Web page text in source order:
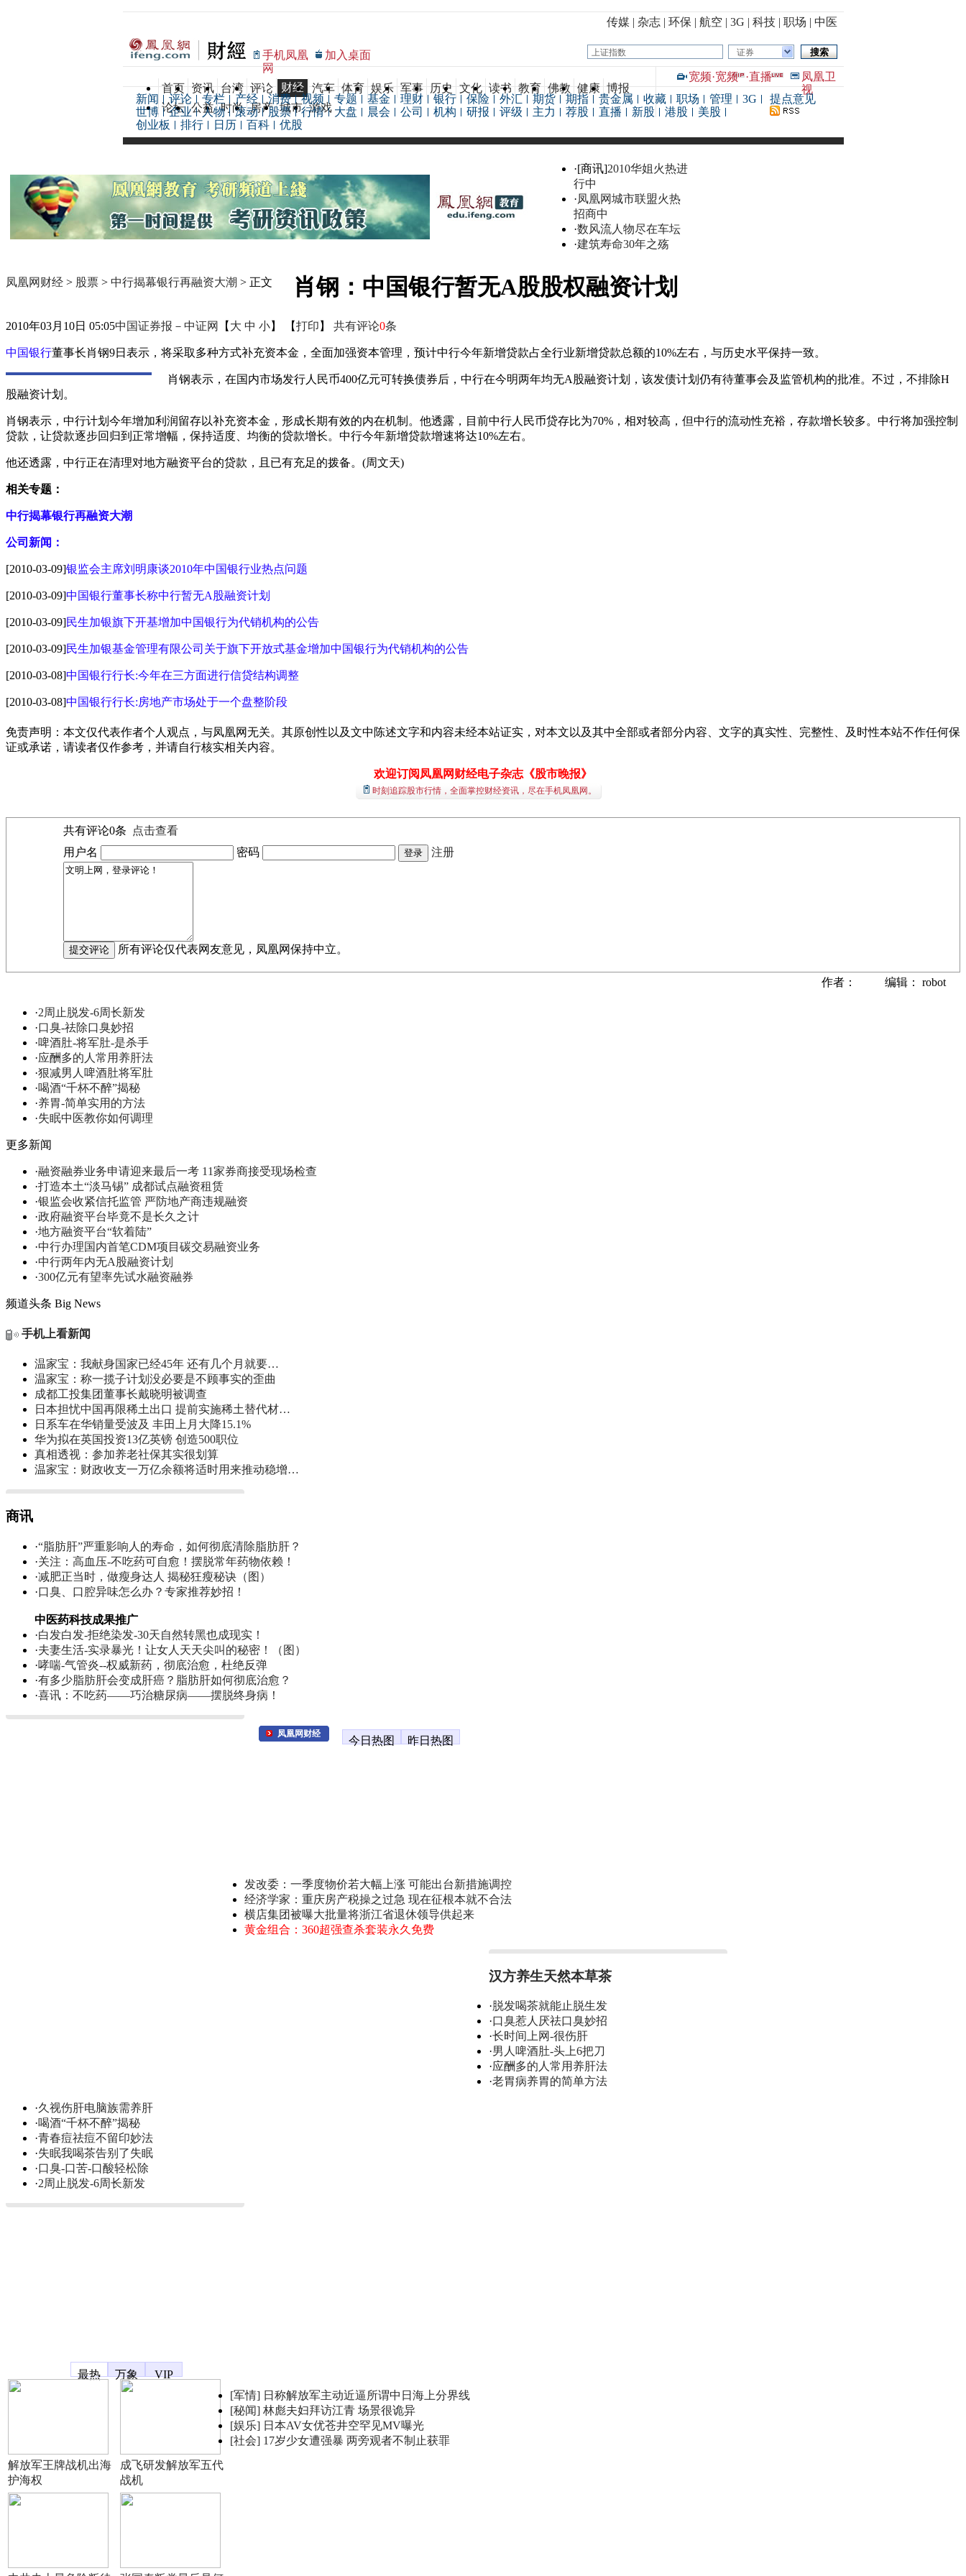
传媒| 杂志| 环保 | 航空 | 3G | 科技| 职场 | 中医
手机凤凰
网
加入桌面 证券
首页 资讯 台湾 评论 财经 汽车 体育 娱乐 军事 历史 文化 读书 教育 佛教 健康 博报
论坛 公益 时尚 房产 城市 游戏
宽频·宽频 ·直播
凤凰卫
视
新闻 评论 专栏 产经 消费 视频 专题 基金 理财 银行 保险 外汇 期货 期指 贵金属 收藏 职场 管理
3G
世博
企业 人物 滚动 股票 行情 大盘 晨会 公司 机构 研报 评级 主力 荐股 直播 新股 港股
美股
创业板
排行 日历 百科 优股
提点意见
·[商讯]2010华姐火热进
行中
·凤凰网城市联盟火热
招商中
·数风流人物尽在车坛
·建筑寿命30年之殇
凤凰网财经 > 股票 > 中行揭幕银行再融资大潮 > 正文 肖钢：中国银行暂无A股股权融资计划
2010年03月10日 05:05中国证券报－中证网 【 大 中 小】 【打印 】 共有评论0条
中国银行董事长肖钢9日表示，将采取多种方式补充资本金，全面加强资本管理，预计中行今年新增贷款占全行业新增贷款总额的10%左右，与历史水平保持一致。
肖钢表示，在国内市场发行人民币400亿元可转换债券后，中行在今明两年均无A股融资计划，该发债计划仍有待董事会及监管机构的批准。不过，不排除H
股融资计划。
肖钢表示，中行计划今年增加利润留存以补充资本金，形成长期有效的内在机制。他透露，目前中行人民币贷存比为70%，相对较高，但中行的流动性充裕，存款增长较多。中行将加强控制
贷款，让贷款逐步回归到正常增幅，保持适度、均衡的贷款增长。中行今年新增贷款增速将达10%左右。
他还透露，中行正在清理对地方融资平台的贷款，且已有充足的拨备。(周文天)
相关专题：
中行揭幕银行再融资大潮
公司新闻：
[2010-03-09]银监会主席刘明康谈2010年中国银行业热点问题
[2010-03-09]中国银行董事长称中行暂无A股融资计划
[2010-03-09]民生加银旗下开基增加中国银行为代销机构的公告
[2010-03-09]民生加银基金管理有限公司关于旗下开放式基金增加中国银行为代销机构的公告
[2010-03-08]中国银行行长:今年在三方面进行信贷结构调整
[2010-03-08]中国银行行长:房地产市场处于一个盘整阶段
免责声明：本文仅代表作者个人观点，与凤凰网无关。其原创性以及文中陈述文字和内容未经本站证实，对本文以及其中全部或者部分内容、文字的真实性、完整性、及时性本站不作任何保
证或承诺，请读者仅作参考，并请自行核实相关内容。
欢迎订阅凤凰网财经电子杂志《股市晚报》
时刻追踪股市行情，全面掌控财经资讯，尽在手机凤凰网。
共有评论0条
点击查看
用户名
密码 注册
所有评论仅代表网友意见，凤凰网保持中立。
作者： 编辑： robot
·2周止脱发-6周长新发
·口臭-祛除口臭妙招
·啤酒肚-将军肚-是杀手
·应酬多的人常用养肝法
·狠减男人啤酒肚将军肚
·喝酒“千杯不醉”揭秘
·养胃-简单实用的方法
·失眠中医教你如何调理
更多新闻
·融资融券业务申请迎来最后一考 11家券商接受现场检查
·打造本土“淡马锡” 成都试点融资租赁
·银监会收紧信托监管 严防地产商违规融资
·政府融资平台毕竟不是长久之计
·地方融资平台“软着陆”
·中行办理国内首笔CDM项目碳交易融资业务
·中行两年内无A股融资计划
·300亿元有望率先试水融资融券
频道头条 Big News
手机上看新闻
温家宝：我献身国家已经45年 还有几个月就要…
温家宝：称一揽子计划没必要是不顾事实的歪曲
成都工投集团董事长戴晓明被调查
日本担忧中国再限稀土出口 提前实施稀土替代材…
日系车在华销量受波及 丰田上月大降15.1%
华为拟在英国投资13亿英镑 创造500职位
真相透视：参加养老社保其实很划算
温家宝：财政收支一万亿余额将适时用来推动稳增…
商讯
·“脂肪肝”严重影响人的寿命，如何彻底清除脂肪肝？
·关注：高血压-不吃药可自愈！摆脱常年药物依赖！
·减肥正当时，做瘦身达人 揭秘狂瘦秘诀（图）
·口臭、口腔异味怎么办？专家推荐妙招！
中医药科技成果推广
·白发白发-拒绝染发-30天自然转黑也成现实！
·夫妻生活-实录暴光！让女人天天尖叫的秘密！（图）
·哮喘-气管炎--权威新药，彻底治愈，杜绝反弹
·有多少脂肪肝会变成肝癌？脂肪肝如何彻底治愈？
·喜讯：不吃药——巧治糖尿病——摆脱终身病！
凤凰网财经
今日热图 昨日热图
发改委：一季度物价若大幅上涨 可能出台新措施调控
经济学家：重庆房产税操之过急 现在征根本就不合法
横店集团被曝大批量将浙江省退休领导供起来
黄金组合：360超强查杀套装永久免费
汉方养生天然本草茶
·脱发喝茶就能止脱生发
·口臭惹人厌祛口臭妙招
·长时间上网-很伤肝
·男人啤酒肚-头上6把刀
·应酬多的人常用养肝法
·老胃病养胃的简单方法
·久视伤肝电脑族需养肝
·喝酒“千杯不醉”揭秘
·青春痘祛痘不留印妙法
·失眠我喝茶告别了失眠
·口臭-口苦-口酸轻松除
·2周止脱发-6周长新发
最热
万象 VIP
解放军王牌战机出海
护海权
成飞研发解放军五代
战机
[军情] 日称解放军主动近逼所谓中日海上分界线
[秘闻] 林彪夫妇拜访江青 场景很诡异
[娱乐] 日本AV女优苍井空罕见MV曝光
[社会] 17岁少女遭强暴 两旁观者不制止获罪